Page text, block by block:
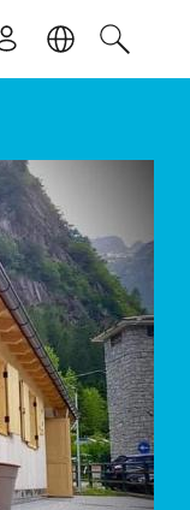
LINGUACERCA